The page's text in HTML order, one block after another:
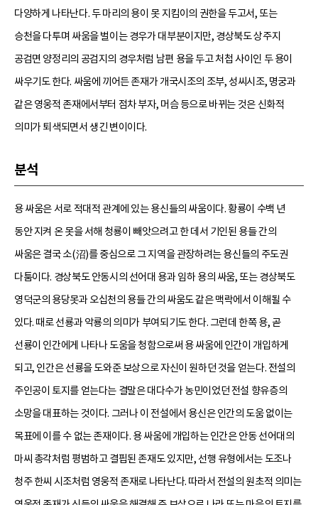
다양하게 나타난다. 두 마리의 용이 못 지킴이의 권한을 두고서, 또는
승천을 다투며 싸움을 벌이는 경우가 대부분이지만, 경상북도 상주지
공검면 양정리의 공검지의 경우처럼 남편 용을 두고 처첩 사이인 두 용이
싸우기도 한다. 싸움에 끼어든 존재가 개국시조의 조부, 성씨시조, 명궁과
같은 영웅적 존재에서부터 점차 부자, 머슴 등으로 바뀌는 것은 신화적
의미가 퇴색되면서 생긴 변이이다.
분석
용 싸움은 서로 적대적 관계에 있는 용신들의 싸움이다. 황룡이 수백 년
동안 지켜 온 못을 서해 청룡이 빼앗으려고 한 데서 기인된 용들 간의
싸움은 결국 소(沼)를 중심으로 그 지역을 관장하려는 용신들의 주도권
다툼이다. 경상북도 안동시의 선어대 용과 임하 용의 싸움, 또는 경상북도
영덕군의 용당못과 오십천의 용들 간의 싸움도 같은 맥락에서 이해될 수
있다. 때로 선룡과 악룡의 의미가 부여되기도 한다. 그런데 한쪽 용, 곧
선룡이 인간에게 나타나 도움을 청함으로써 용 싸움에 인간이 개입하게
되고, 인간은 선룡을 도와준 보상으로 자신이 원하던 것을 얻는다. 전설의
주인공이 토지를 얻는다는 결말은 대다수가 농민이었던 전설 향유층의
소망을 대표하는 것이다. 그러나 이 전설에서 용신은 인간의 도움 없이는
목표에 이를 수 없는 존재이다. 용 싸움에 개입하는 인간은 안동 선어대의
마씨 총각처럼 평범하고 결핍된 존재도 있지만, 선행 유형에서는 도조나
청주 한씨 시조처럼 영웅적 존재로 나타난다. 따라서 전설의 원초적 의미는